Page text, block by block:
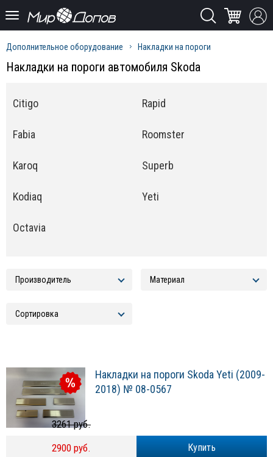
Дополнительное оборудование Накладки на пороги
Накладки на пороги автомобиля Skoda
Citigo
Fabia
Karoq
Kodiaq
Octavia
Rapid
Roomster
Superb
Yeti
Накладки на пороги Skoda Yeti (2009-
2018) № 08-0567
Купить
3261 руб.
2900 руб.